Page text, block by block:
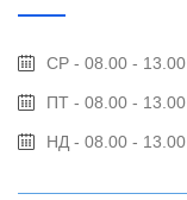
СР - 08.00 - 13.00
ПТ - 08.00 - 13.00
НД - 08.00 - 13.00